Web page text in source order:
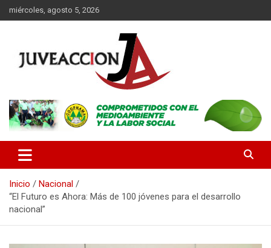
Saltar
al
miércoles, agosto 5, 2026
JuveAcción
la finalidad de difundir información que contribuya al desarrollo
integral de nuestros lectores.
Inicio
Nacional
“El Futuro es Ahora: Más de 100 jóvenes para el desarrollo
nacional”